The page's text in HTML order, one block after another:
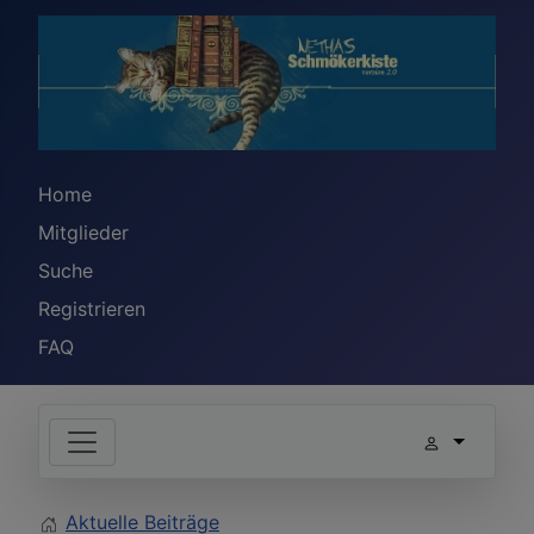
Home
Mitglieder
Suche
Registrieren
FAQ
Aktuelle Beiträge